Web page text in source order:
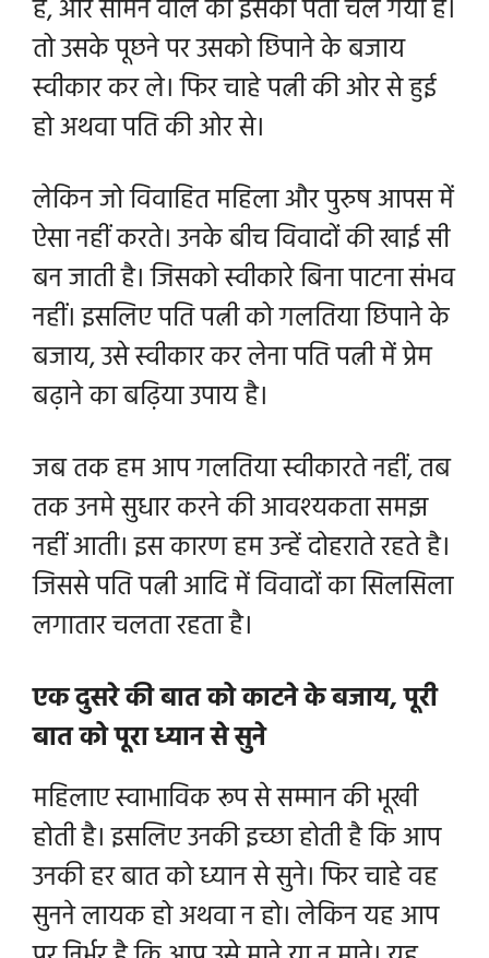
है, और सामने वाले को इसका पता चल गया है।
तो उसके पूछने पर उसको छिपाने के बजाय
स्वीकार कर ले। फिर चाहे पत्नी की ओर से हुई
हो अथवा पति की ओर से।
लेकिन जो विवाहित महिला और पुरुष आपस में
ऐसा नहीं करते। उनके बीच विवादों की खाई सी
बन जाती है। जिसको स्वीकारे बिना पाटना संभव
नहीं। इसलिए पति पत्नी को गलतिया छिपाने के
बजाय, उसे स्वीकार कर लेनापति पत्नी में प्रेम
बढ़ाने का बढ़िया उपाय है।
जब तक हम आप गलतिया स्वीकारते नहीं, तब
तक उनमे सुधार करने की आवश्यकता समझ
नहीं आती। इस कारण हम उन्हें दोहराते रहते है।
जिससे पति पत्नी आदि में विवादों का सिलसिला
लगातार चलता रहता है।
एक दुसरे की बात को काटने के बजाय, पूरी
बात को पूरा ध्यान से सुने
महिलाए स्वाभाविक रूप से सम्मान की भूखी
होती है। इसलिए उनकी इच्छा होती है कि आप
उनकी हर बात को ध्यान से सुने। फिर चाहे वह
सुनने लायक हो अथवा न हो। लेकिन यह आप